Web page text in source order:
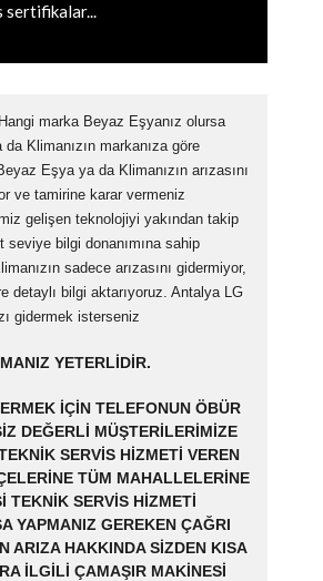
sertifikalar...
marka Beyaz Eşyanız olursa
Klimanızın markanıza göre
Eşya ya da Klimanızın arızasını
ve tamirine karar vermeniz
gelişen teknolojiyi yakından takip
bilgi donanımına sahip
sadece arızasını gidermiyor,
detaylı bilgi aktarıyoruz. Antalya LG
gidermek isterseniz
YETERLIDIR.
IÇIN TELEFONUN ÖBÜR
DEĞERLI MÜŞTERILERIMIZE
SERVIS HIZMETI VEREN
TÜM MAHALLELERINE
TEKNIK SERVIS HIZMETI
YAPMANIZ GEREKEN ÇAĞRI
ARIZA HAKKINDA SIZDEN KISA
ILGILI ÇAMAŞIR MAKINESI